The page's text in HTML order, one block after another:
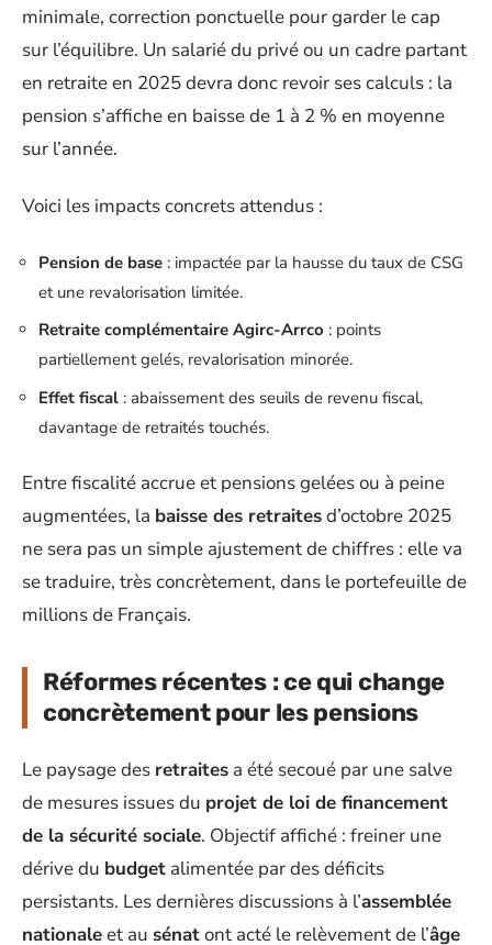
minimale, correction ponctuelle pour garder le cap
sur l’équilibre. Un salarié du privé ou un cadre partant
en retraite en 2025 devra donc revoir ses calculs : la
pension s’affiche en baisse de 1 à 2 % en moyenne
sur l’année.
Voici les impacts concrets attendus :
Pension de base : impactée par la hausse du taux de CSG
et une revalorisation limitée.
Retraite complémentaire Agirc-Arrco : points
partiellement gelés, revalorisation minorée.
Effet fiscal : abaissement des seuils de revenu fiscal,
davantage de retraités touchés.
Entre fiscalité accrue et pensions gelées ou à peine
augmentées, la baisse des retraitesd’octobre 2025
ne sera pas un simple ajustement de chiffres : elle va
se traduire, très concrètement, dans le portefeuille de
millions de Français.
Réformes récentes : ce qui change
concrètement pour les pensions
Le paysage des retraites a été secoué par une salve
de mesures issues du projet de loi de financement
de la sécurité sociale. Objectif affiché : freiner une
dérive du budget alimentée par des déficits
persistants. Les dernières discussions à l’assemblée
nationaleet au sénatont acté le relèvement de l’âge